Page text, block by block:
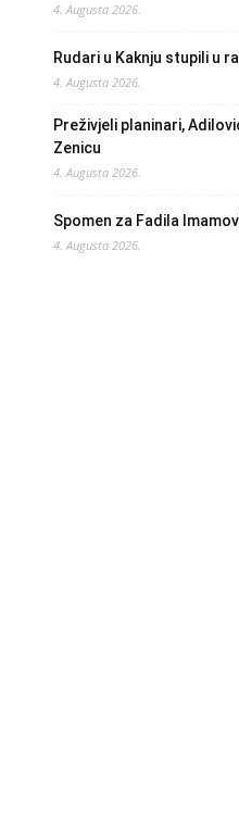
4. Augusta 2026.
Rudari u Kaknju stupili u
4. Augusta 2026.
Preživjeli planinari,
Zenicu
4. Augusta 2026.
Spomen za Fadila
4. Augusta 2026.